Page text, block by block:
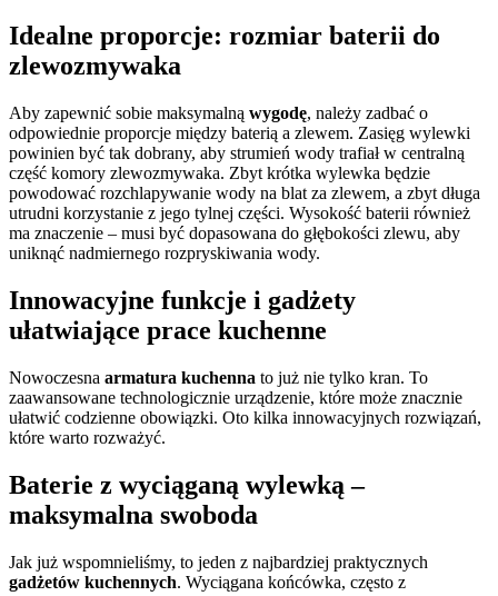
Idealne proporcje: rozmiar baterii do
zlewozmywaka
Aby zapewnić sobie maksymalną wygodę, należy zadbać o
odpowiednie proporcje między baterią a zlewem. Zasięg wylewki
powinien być tak dobrany, aby strumień wody trafiał w centralną
część komory zlewozmywaka. Zbyt krótka wylewka będzie
powodować rozchlapywanie wody na blat za zlewem, a zbyt długa
utrudni korzystanie z jego tylnej części. Wysokość baterii również
ma znaczenie – musi być dopasowana do głębokości zlewu, aby
uniknąć nadmiernego rozpryskiwania wody.
Innowacyjne funkcje i gadżety
ułatwiające prace kuchenne
Nowoczesna armatura kuchenna to już nie tylko kran. To
zaawansowane technologicznie urządzenie, które może znacznie
ułatwić codzienne obowiązki. Oto kilka innowacyjnych rozwiązań,
które warto rozważyć.
Baterie z wyciąganą wylewką –
maksymalna swoboda
Jak już wspomnieliśmy, to jeden z najbardziej praktycznych
gadżetów kuchennych. Wyciągana końcówka, często z